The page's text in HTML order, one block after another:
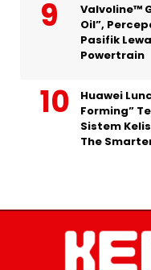
Valvoline™
Oil”,
Pasifik
Powertrain
Huawei
Forming”
Sistem
The